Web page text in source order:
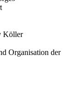
Köller
Organisation der